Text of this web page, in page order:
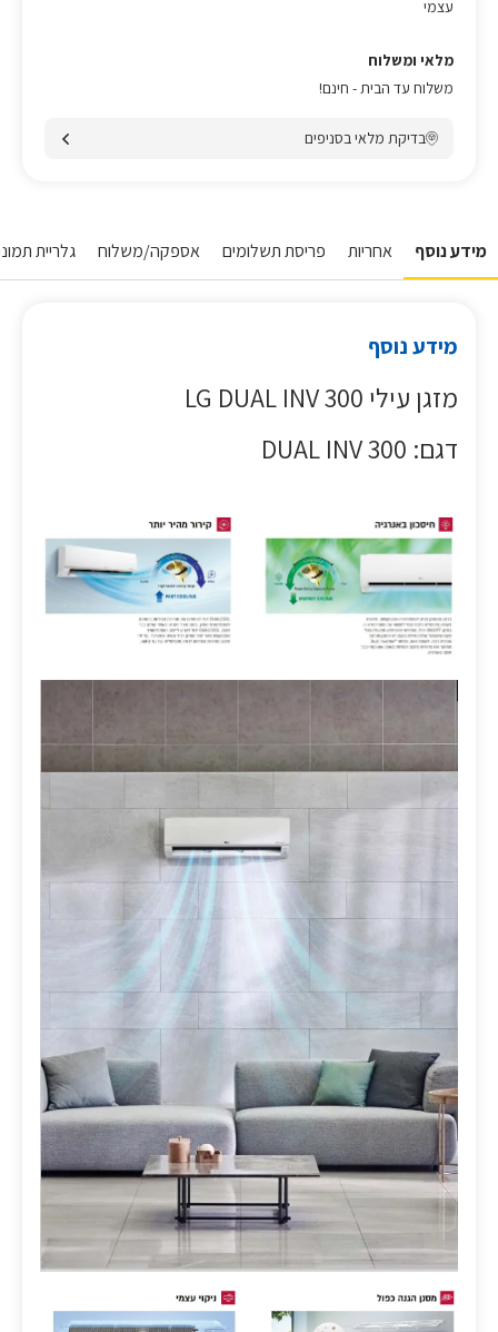
עצמי
מלאי ומשלוח
משלוח עד הבית - חינם!
בדיקת מלאי בסניפים
מידע נוסף אחריות פריסת תשלומים אספקה/משלוח גלריית
מידע נוסף
מזגן עילי LG DUAL INV 300
דגם: DUAL INV 300